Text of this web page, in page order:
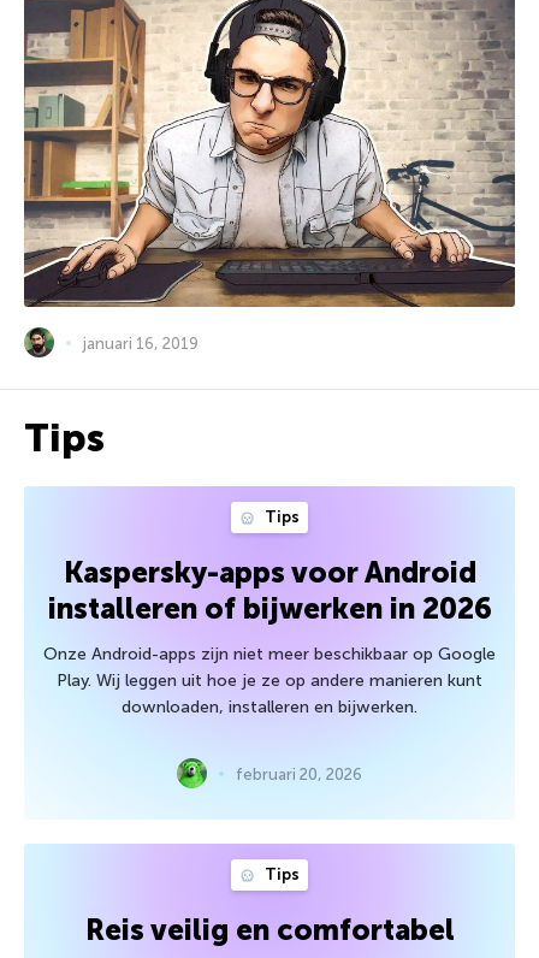
januari 16, 2019
Tips
Tips
Kaspersky-apps voor Android
installeren of bijwerken in 2026
Onze Android-apps zijn niet meer beschikbaar op Google
Play. Wij leggen uit hoe je ze op andere manieren kunt
downloaden, installeren en bijwerken.
februari 20, 2026
Tips
Reis veilig en comfortabel